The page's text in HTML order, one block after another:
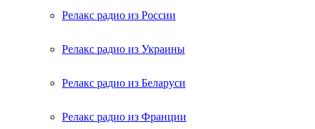
Релакс радио из России
Релакс радио из Украины
Релакс радио из Беларуси
Релакс радио из Франции